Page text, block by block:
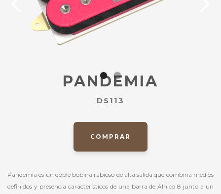
PANDEMIA
DS113
COMPRAR
Pandemia es un doble bobina rabioso de alta salida que combina medios
definidos y presencia característicos de una barra de Alnico 8 junto a un